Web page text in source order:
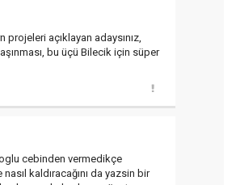
açıklayan adaysınız,
bu üçü Bilecik için süper
cebinden vermedikçe
kaldıracağını da yazsin bir